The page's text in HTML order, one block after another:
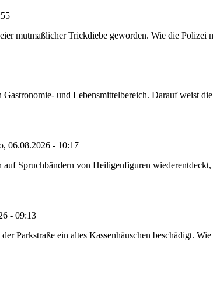
mutmaßlicher Trickdiebe geworden. Wie die Polizei
und Lebensmittelbereich. Darauf weist
06.08.2026 - 10:17
Spruchbändern von Heiligenfiguren
- 09:13
Parkstraße ein altes Kassenhäuschen beschädigt.